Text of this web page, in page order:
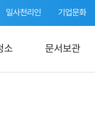
일사천리인 기업문화
소 문서보관